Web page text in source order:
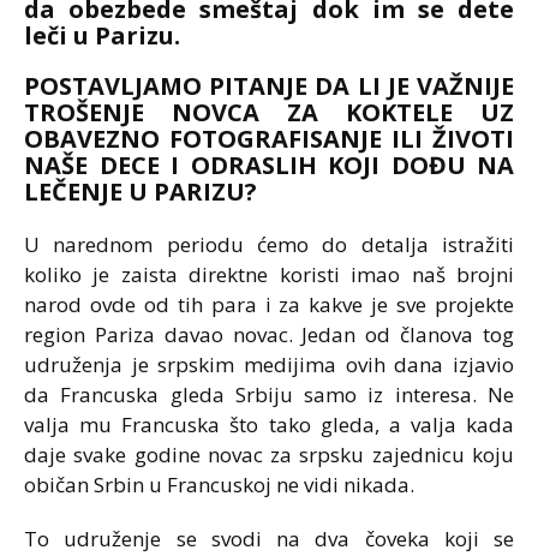
da obezbede smeštaj dok im se dete
leči u Parizu.
POSTAVLJAMO PITANJE DA LI JE VAŽNIJE
TROŠENJE NOVCA ZA KOKTELE UZ
OBAVEZNO FOTOGRAFISANJE ILI ŽIVOTI
NAŠE DECE I ODRASLIH KOJI DOĐU NA
LEČENJE U PARIZU?
U narednom periodu ćemo do detalja istražiti
koliko je zaista direktne koristi imao naš brojni
narod ovde od tih para i za kakve je sve projekte
region Pariza davao novac. Jedan od članova tog
udruženja je srpskim medijima ovih dana izjavio
da Francuska gleda Srbiju samo iz interesa. Ne
valja mu Francuska što tako gleda, a valja kada
daje svake godine novac za srpsku zajednicu koju
običan Srbin u Francuskoj ne vidi nikada.
To udruženje se svodi na dva čoveka koji se